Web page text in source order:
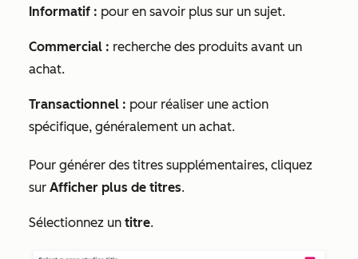
Informatif : pour en savoir plus sur un sujet.
Commercial : recherche des produits avant un
achat.
Transactionnel : pour réaliser une action
spécifique, généralement un achat.
Pour générer des titres supplémentaires, cliquez
sur Afficher plus de titres.
Sélectionnez un titre.